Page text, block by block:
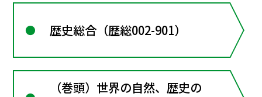
歴史総合（歴総002-901）
（巻頭）世界の自然、歴史の